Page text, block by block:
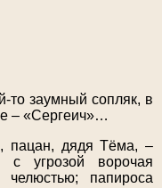
то заумный сопляк, в
– «Сергеич»…
пацан, дядя Тёма, –
с угрозой ворочая
папироса